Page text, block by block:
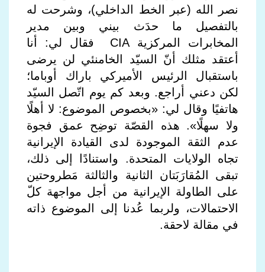
نصر الله (عبر الخط الداخلي)، وشرحت له
بالتفصيل ما حدَث بيني وبين مدير
المخابرات المركزية CIA فقال لي: أنا
أعتقد مثلك أنّ السيّد الخامنئي لن يرضى
باستقبال الرئيس الأميركي باراك أوباما؛
لكن دعني أراجع. وبعد كم يوم اتّصل السيّد
هاتفيًا وقال لي: «بخصوص الموضوع: لا أهلًا
ولا سهلًا». هذه القصّة توضِح عمق فجوة
عدم الثقة الموجودة لدى القيادة الإيرانية
تجاه الولايات المتحدة. واستنادًا إلى ذلك،
تبقى المُقارَبَتان الثانية والثالثة مَطروحتين
على الطاولة الإيرانية من أجل مواجهة كلّ
الاحتمالات، ولربما عُدنا إلى الموضوع ذاته
في مقالة لاحقة.